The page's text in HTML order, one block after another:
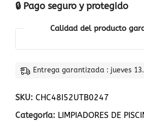
🔒 Pago seguro y protegido
Calidad del producto
Entrega garantizada : jueves
SKU: CHC48I52UTB0247
Categoría: LIMPIADORES DE